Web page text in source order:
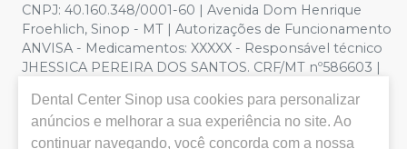
CNPJ: 40.160.348/0001-60 | Avenida Dom Henrique
Froehlich, Sinop - MT | Autorizações de Funcionamento
ANVISA - Medicamentos: XXXXX - Responsável técnico
JHESSICA PEREIRA DOS SANTOS. CRF/MT nº586603 |
ilustrativas - Os preços e condições da loja virtual estão
sujeitos a alterações. Em caso de divergência de preços
no site, o valor válido é o do Carrinho de Compra. Não
Dental Center Sinop usa cookies para personalizar
anúncios e melhorar a sua experiência no site. Ao
continuar navegando, você concorda com a nossa